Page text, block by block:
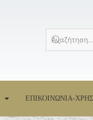
ΕΠΙΚΟΙΝΩΝΙΑ-